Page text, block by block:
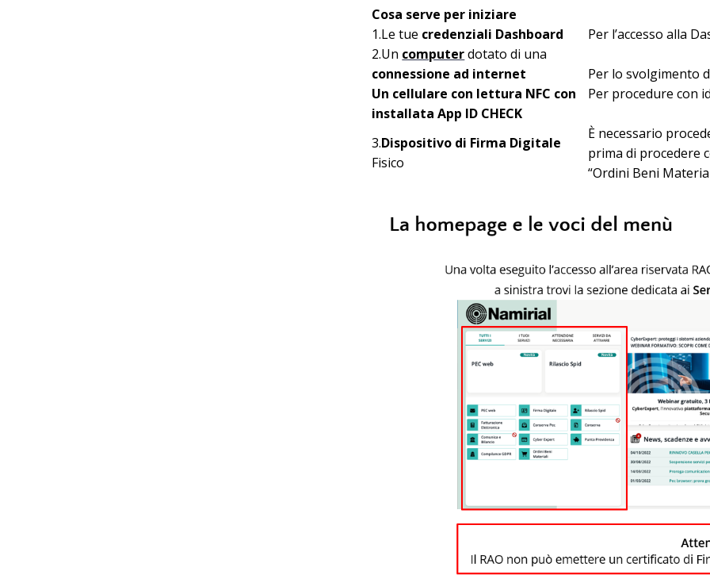
Cosa serve per iniziare
1.Letue credenziali Dashboard
Per l’accesso alla
2.Un computerdotato di una
connessione ad internet
Un cellulare con lettura NFC con
installata App ID CHECK
Per losvolgimento
Per procedure con
3.Dispositivo di Firma Digitale
Fisico
È necessario
prima di procedere
“Ordini Beni